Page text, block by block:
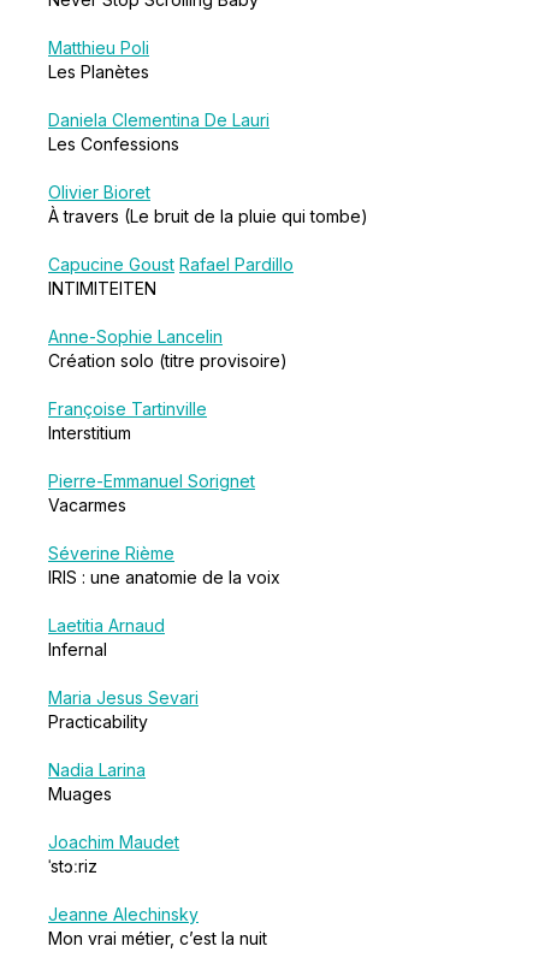
Matthieu Poli
Les Planètes
Daniela Clementina De Lauri
Les Confessions
Olivier Bioret
À travers (Le bruit de la pluie qui tombe)
Capucine Goust Rafael Pardillo
INTIMITEITEN
Anne-Sophie Lancelin
Création solo (titre provisoire)
Françoise Tartinville
Interstitium
Pierre-Emmanuel Sorignet
Vacarmes
Séverine Rième
IRIS : une anatomie de la voix
Laetitia Arnaud
Infernal
Maria Jesus Sevari
Practicability
Nadia Larina
Muages
Joachim Maudet
ˈstɔːriz
Jeanne Alechinsky
Mon vrai métier, c’est la nuit